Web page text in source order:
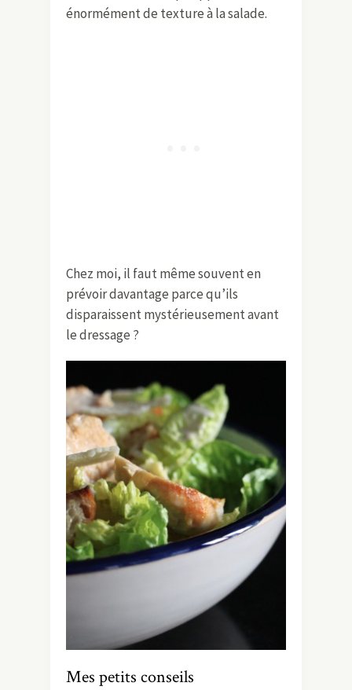
énormément de texture à la salade.
Chez moi, il faut même souvent en
prévoir davantage parce qu’ils
disparaissent mystérieusement avant
le dressage ?
Mes petits conseils